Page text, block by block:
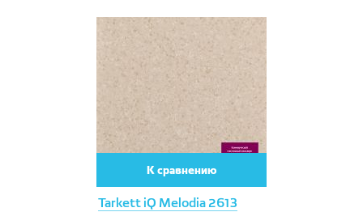
Tarkett iQ Melodia 2613
К сравнению